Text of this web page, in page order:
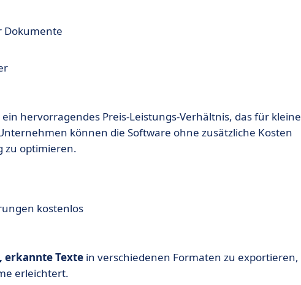
Dokumente
ein hervorragendes Preis-Leistungs-Verhältnis, das für kleine
können die Software ohne zusätzliche Kosten
zu optimieren.
kostenlos
erkannte Texte in verschiedenen Formaten zu exportieren,
erleichtert.